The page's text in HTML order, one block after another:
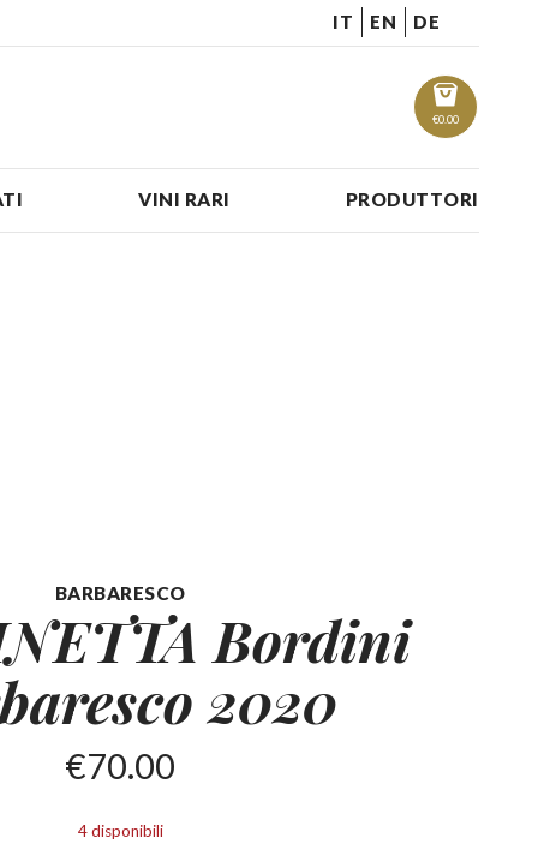
IT EN DE
€0.00
VINI RARI PRODUTTORI
BARBARESCO
Bordini
2020
€70.00
4 disponibili